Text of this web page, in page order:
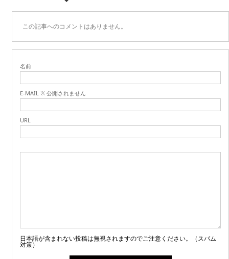
この記事へのコメントはありません。
名前
E-MAIL ※ 公開されません
URL
日本語が含まれない投稿は無視されますのでご注意ください。（スパム
対策）